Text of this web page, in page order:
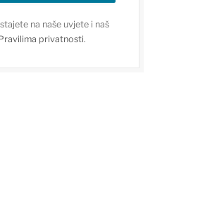
na naše uvjete i naš
privatnosti.